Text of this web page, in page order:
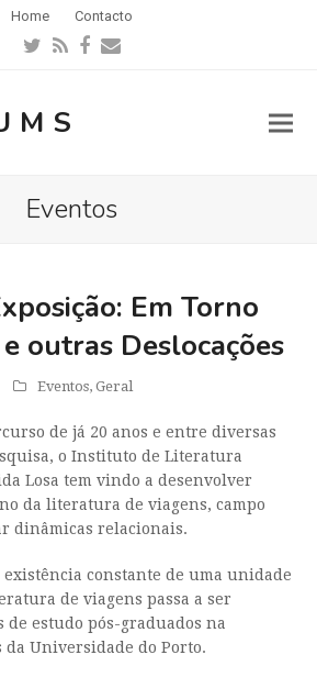
Home Contacto
Twitter
RSSFacebook
Email
Eventos
Em Torno
outras Deslocações
Eventos,Geral
de já 20 anos e entre diversas
o Instituto de Literatura
Losa tem vindo a desenvolver
da literatura de viagens, campo
dinâmicas relacionais.
existência constante de uma unidade
de viagens passa a ser
de estudo pós-graduados na
da Universidade do Porto.